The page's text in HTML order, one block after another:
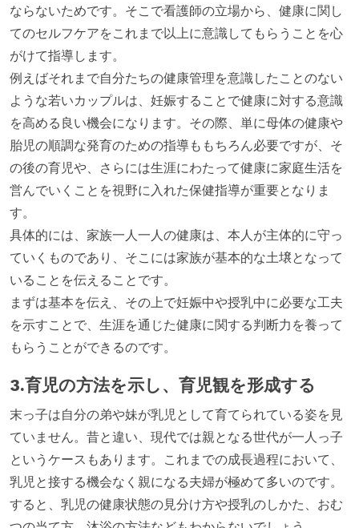
ならないためです。そこで看護師の立場から、健康に関し
てのセルフケアをこれまで以上に意識してもらうことを心
がけて指導します。
例えばそれまで自分たちの健康管理を意識したことのない
ような若いカップルは、妊娠することで健康に対する意識
を高める良い機会になります。その際、単に母体の健康や
胎児の順調な発育のための指導ももちろん必要ですが、そ
の後の育児や、さらには生涯にわたって健康に家庭生活を
営んでいくことを視野に入れた保健指導が重要となりま
す。
具体的には、家族一人一人の健康は、本人が主体的に守っ
ていくものであり、そこには家族が基本的な土壌となって
いることを伝えることです。
まずは基本を伝え、その上で妊娠中や授乳中に必要な工夫
を示すことで、生涯を通じた健康に関する判断力を養って
もらうことができるのです。
3.育児の方法を示し、育児観を形成する
末っ子は自分の弟や妹が乳児として育てられている姿を見
ていません。昔と違い、現代では親となる世代が一人っ子
というケースもあります。これまでの成長過程において、
乳児と接する機会なく親になる夫婦が極めて多いのです。
すると、乳児の健康状態の見分け方や授乳のしかた、おむ